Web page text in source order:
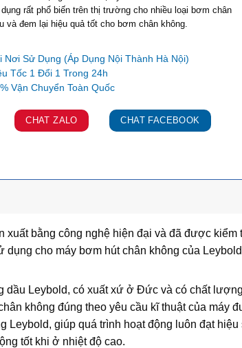
rất phổ biến trên thị trường cho nhiều loại bơm chân
và đem lại hiệu quả tốt cho bơm chân không.
Nơi Sử Dụng (Áp Dụng Nội Thành Hà Nội)
Tốc 1 Đổi 1 Trong 24h
- Miễn Phí 100% Vận Chuyển Toàn Quốc
CHAT ZALO CHAT FACEBOOK
xuất bằng công nghệ hiện đại và đã được kiểm
dụng cho máy bơm hút chân không của
dầu Leybold, có xuất xứ ở Đức và có chất
không đúng theo yêu cầu kĩ thuật của máy
giúp quá trình hoạt động luôn đạt hiệu
tốt khi ở nhiệt độ cao.